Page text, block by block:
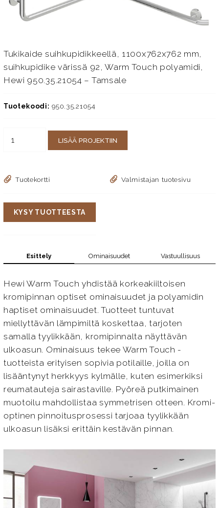
Tukikaide suihkupidikkeellä, 1100x762x762 mm,
suihkupidike värissä 92, Warm Touch polyamidi,
Hewi 950.35.21054 – Tamsale
Tuotekoodi: 950.35.21054
LISÄÄ PROJEKTIIN
Tuotekortti Valmistajan tuotesivu
KYSY TUOTTEESTA
Esittely Ominaisuudet Vastuullisuus
Hewi Warm Touch yhdistää korkeakiiltoisen
kromipinnan optiset ominaisuudet ja polyamidin
haptiset ominaisuudet. Tuotteet tuntuvat
miellyttävän lämpimiltä koskettaa, tarjoten
samalla tyylikkään, kromipinnalta näyttävän
ulkoasun. Ominaisuus tekee Warm Touch -
tuotteista erityisen sopivia potilaille, joilla on
lisääntynyt herkkyys kylmälle, kuten esimerkiksi
reumatauteja sairastaville. Pyöreä putkimainen
muotoilu mahdollistaa symmetrisen otteen. Kromi-
optinen pinnoitusprosessi tarjoaa tyylikkään
ulkoasun lisäksi erittäin kestävän pinnan.